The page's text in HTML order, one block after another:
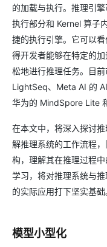
的加载与执行。推理引
执行部分和 Kernel 算子
捷的执行引擎。它可以
得开发者能够在特定的
松地进行推理任务。目
LightSeq、Meta AI 的
华为的 MindSpore Lite
在本文中，将深入探讨
解推理系统的工作流程
构，理解其在推理过程
学习，将对推理系统与
的实际应用打下坚实基础
模型小型化